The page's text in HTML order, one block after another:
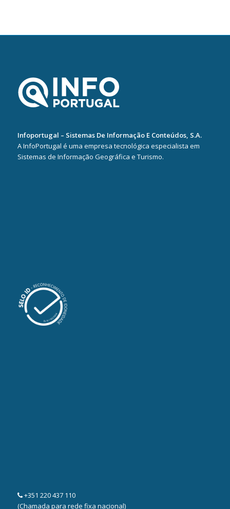
Infoportugal – Sistemas De Informação E Conteúdos, S.A.
A InfoPortugal é uma empresa tecnológica especialista em
Sistemas de Informação Geográfica e Turismo.
+351 220 437 110
(Chamada para rede fixa nacional)